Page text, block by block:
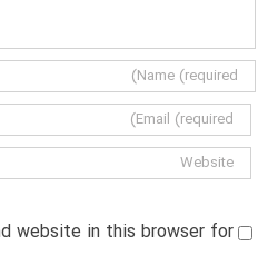
website in this browser for